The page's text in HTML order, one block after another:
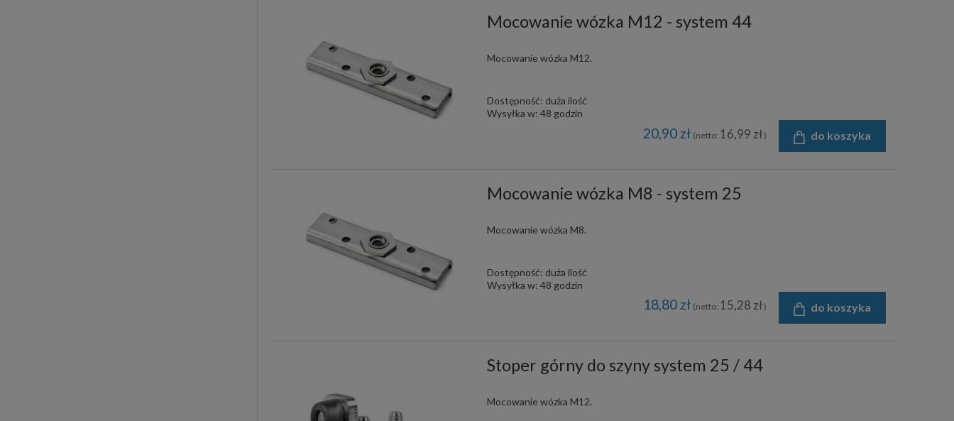
Mocowanie wózka M12 - system 44
Mocowanie wózka M12.
Dostępność: duża ilość
Wysyłka w: 48 godzin
20,90 zł (netto: 16,99 zł) do koszyka
Mocowanie wózka M8 - system 25
Mocowanie wózka M8.
Dostępność: duża ilość
Wysyłka w: 48 godzin
18,80 zł (netto: 15,28 zł) do koszyka
Stoper górny do szyny system 25 / 44
Mocowanie wózka M12.